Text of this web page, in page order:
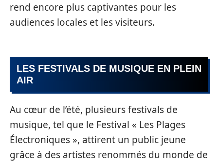
rend encore plus captivantes pour les
audiences locales et les visiteurs.
LES FESTIVALS DE MUSIQUE EN PLEIN
AIR
Au cœur de l’été, plusieurs festivals de
musique, tel que le Festival « Les Plages
Électroniques », attirent un public jeune
grâce à des artistes renommés du monde de